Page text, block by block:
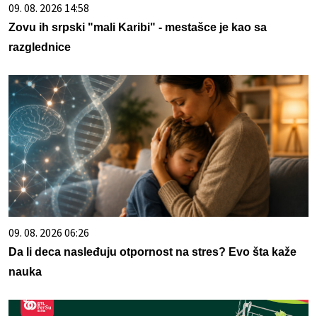
09. 08. 2026 14:58
Zovu ih srpski "mali Karibi" - mestašce je kao sa
razglednice
09. 08. 2026 06:26
Da li deca nasleđuju otpornost na stres? Evo šta kaže
nauka